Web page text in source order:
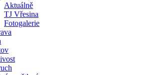
Aktuálně
TJ Vřesina
Fotogalerie